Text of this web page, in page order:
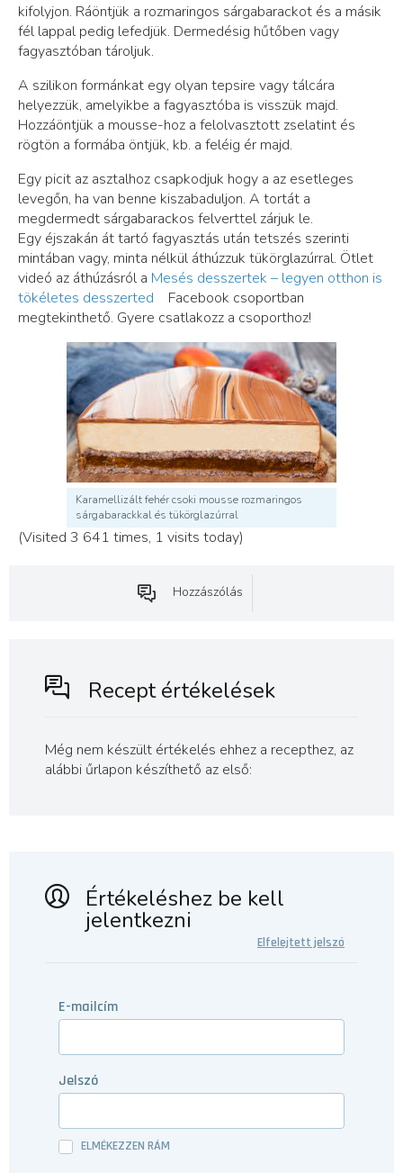
kifolyjon. Ráöntjük a rozmaringos sárgabarackot és a másik
fél lappal pedig lefedjük. Dermedésig hűtőben vagy
fagyasztóban tároljuk.
A szilikon formánkat egy olyan tepsire vagy tálcára
helyezzük, amelyikbe a fagyasztóba is visszük majd.
Hozzáöntjük a mousse-hoz a felolvasztott zselatint és
rögtön a formába öntjük, kb. a feléig ér majd.
Egy picit az asztalhoz csapkodjuk hogy a az esetleges
levegőn, ha van benne kiszabaduljon. A tortát a
megdermedt sárgabarackos felverttel zárjuk le.
Egy éjszakán át tartó fagyasztás után tetszés szerinti
mintában vagy, minta nélkül áthúzzuk tükörglazúrral. Ötlet
videó az áthúzásról a Mesés desszertek – legyen otthon is
tökéletes desszerted
Facebook csoportban
megtekinthető. Gyere csatlakozz a csoporthoz!
Karamellizált fehér csoki mousse rozmaringos
sárgabarackkal és tükörglazúrral
(Visited 3 641 times, 1 visits today)
Hozzászólás
Recept értékelések
Még nem készült értékelés ehhez a recepthez, az
alábbi űrlapon készíthető az első:
Értékeléshez be kell
jelentkezni
Elfelejtett jelszó
E-mailcím
Jelszó
ELMÉKEZZEN RÁM